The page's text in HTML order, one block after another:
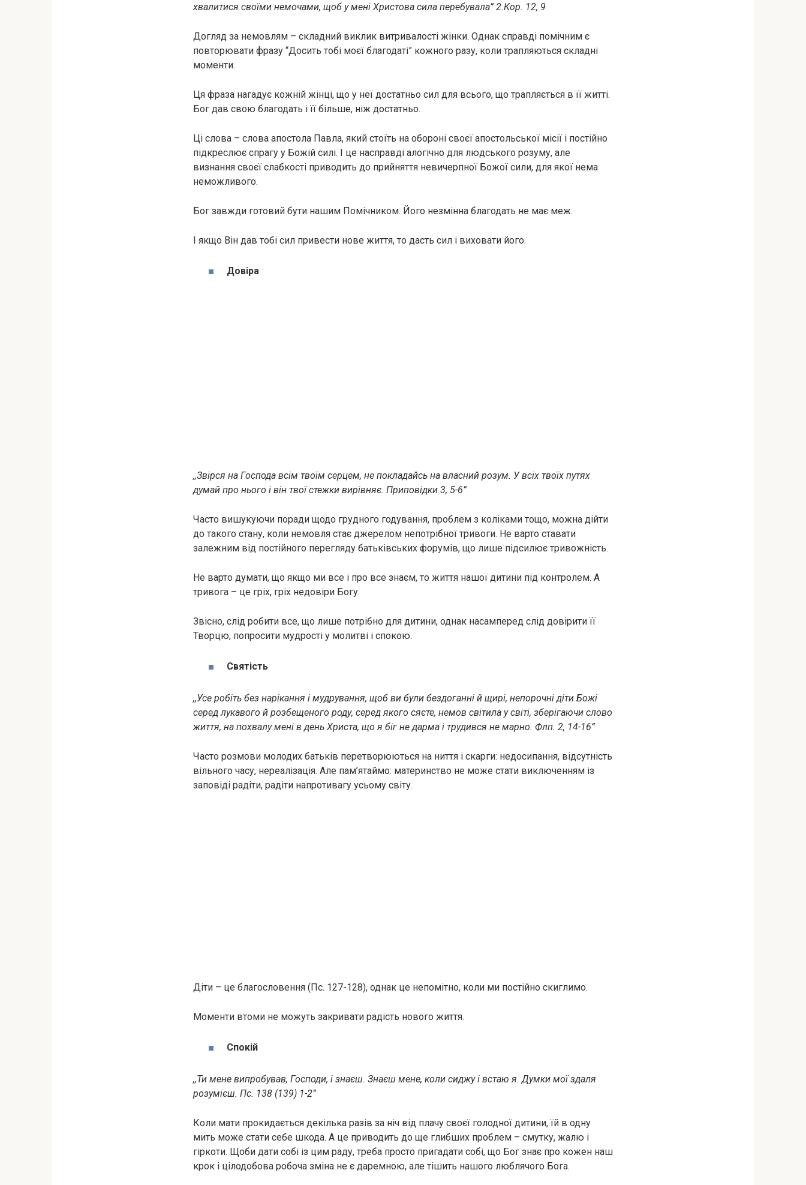
хвалитися своїми немочами, щоб у мені Христова сила перебувала” 2.Кор. 12, 9
Догляд за немовлям – складний виклик витривалості жінки. Однак справді помічним є
повторювати фразу “Досить тобі моєї благодаті” кожного разу, коли трапляються складні
моменти.
Ця фраза нагадує кожній жінці, що у неї достатньо сил для всього, що трапляється в її житті.
Бог дав свою благодать і її більше, ніж достатньо.
Ці слова – слова апостола Павла, який стоїть на обороні своєї апостольської місії і постійно
підкреслює спрагу у Божій силі. І це насправді алогічно для людського розуму, але
визнання своєї слабкості приводить до прийняття невичерпної Божої сили, для якої нема
неможливого.
Бог завжди готовий бути нашим Помічником. Його незмінна благодать не має меж.
І якщо Він дав тобі сил привести нове життя, то дасть сил і виховати його.
Довіра
,,Звірся на Господа всім твоїм серцем, не покладайсь на власний розум. У всіх твоїх путях
думай про нього і він твої стежки вирівняє. Приповідки 3, 5-6”
Часто вишукуючи поради щодо грудного годування, проблем з коліками тощо, можна дійти
до такого стану, коли немовля стає джерелом непотрібної тривоги. Не варто ставати
залежним від постійного перегляду батьківських форумів, що лише підсилює тривожність.
Не варто думати, що якщо ми все і про все знаєм, то життя нашої дитини під контролем. А
тривога – це гріх, гріх недовіри Богу.
Звісно, слід робити все, що лише потрібно для дитини, однак насамперед слід довірити її
Творцю, попросити мудрості у молитві і спокою.
Святість
,,Усе робіть без нарікання і мудрування, щоб ви були бездоганні й щирі, непорочні діти Божі
серед лукавого й розбещеного роду, серед якого сяєте, немов світила у світі, зберігаючи слово
життя, на похвалу мені в день Христа, що я біг не дарма і трудився не марно. Флп. 2, 14-16”
Часто розмови молодих батьків перетворюються на ниття і скарги: недосипання, відсутність
вільного часу, нереалізація. Але пам’ятаймо: материнство не може стати виключенням із
заповіді радіти, радіти напротивагу усьому світу.
Діти – це благословення (Пс. 127-128), однак це непомітно, коли ми постійно скиглимо.
Моменти втоми не можуть закривати радість нового життя.
Спокій
,,Ти мене випробував, Господи, і знаєш. Знаєш мене, коли сиджу і встаю я. Думки мої здаля
розумієш. Пс. 138 (139) 1-2”
Коли мати прокидається декілька разів за ніч від плачу своєї голодної дитини, їй в одну
мить може стати себе шкода. А це приводить до ще глибших проблем – смутку, жалю і
гіркоти. Щоби дати собі із цим раду, треба просто пригадати собі, що Бог знає про кожен наш
крок і цілодобова робоча зміна не є даремною, але тішить нашого люблячого Бога.